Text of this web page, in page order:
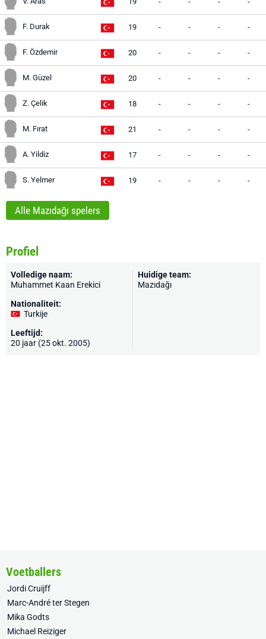
F. Durak 19 - - - -
F. Özdemir 20 - - - -
M. Güzel 20 - - - -
Z. Çelik 18 - - - -
M. Fırat 21 - - - -
A. Yildiz 17 - - - -
S. Yelmer 19 - - - -
Alle Mazıdağı spelers
Profiel
Volledige naam:
Muhammet Kaan Erekici
Nationaliteit:
Turkije
Leeftijd:
20 jaar (25 okt. 2005)
Huidige team:
Mazıdağı
Voetballers
Jordi Cruijff
Marc-André ter Stegen
Mika Godts
Michael Reiziger